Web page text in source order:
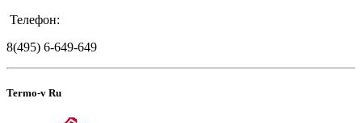
Телефон:
8(495) 6-649-649
Termo-v Ru